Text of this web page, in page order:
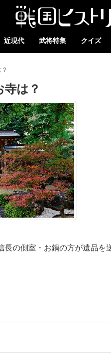
近現代 武将特集 クイズ
は？
の側室・お鍋の方が遺品を